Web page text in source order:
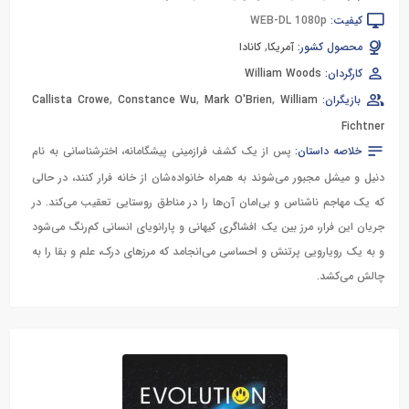
کیفیت: WEB-DL 1080p
محصول کشور: آمریکا, کانادا
کارگردان: William Woods
بازیگران:
Callista Crowe, Constance Wu, Mark O'Brien, William
Fichtner
خلاصه داستان: پس از یک کشف فرازمینی پیشگامانه، اخترشناسانی به نام
دنیل و میشل مجبور می‌شوند به همراه خانواده‌شان از خانه فرار کنند، در حالی
که یک مهاجم ناشناس و بی‌امان آن‌ها را در مناطق روستایی تعقیب می‌کند. در
جریان این فرار، مرز بین یک افشاگری کیهانی و پارانویای انسانی کم‌رنگ می‌شود
و به یک رویارویی پرتنش و احساسی می‌انجامد که مرزهای درک، علم و بقا را به
چالش می‌کشد.